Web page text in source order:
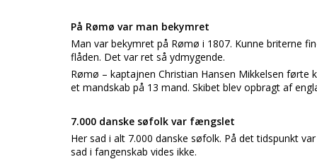
På Rømø var man bekymret
Man var bekymret på Rømø i 1807. Kunne briterne
flåden. Det var ret så ydmygende.
Rømø – kaptajnen Christian Hansen Mikkelsen førte
et mandskab på 13 mand. Skibet blev opbragt af
7.000 danske søfolk var fængslet
Her sad i alt 7.000 danske søfolk. På det tidspunkt
sad i fangenskab vides ikke.